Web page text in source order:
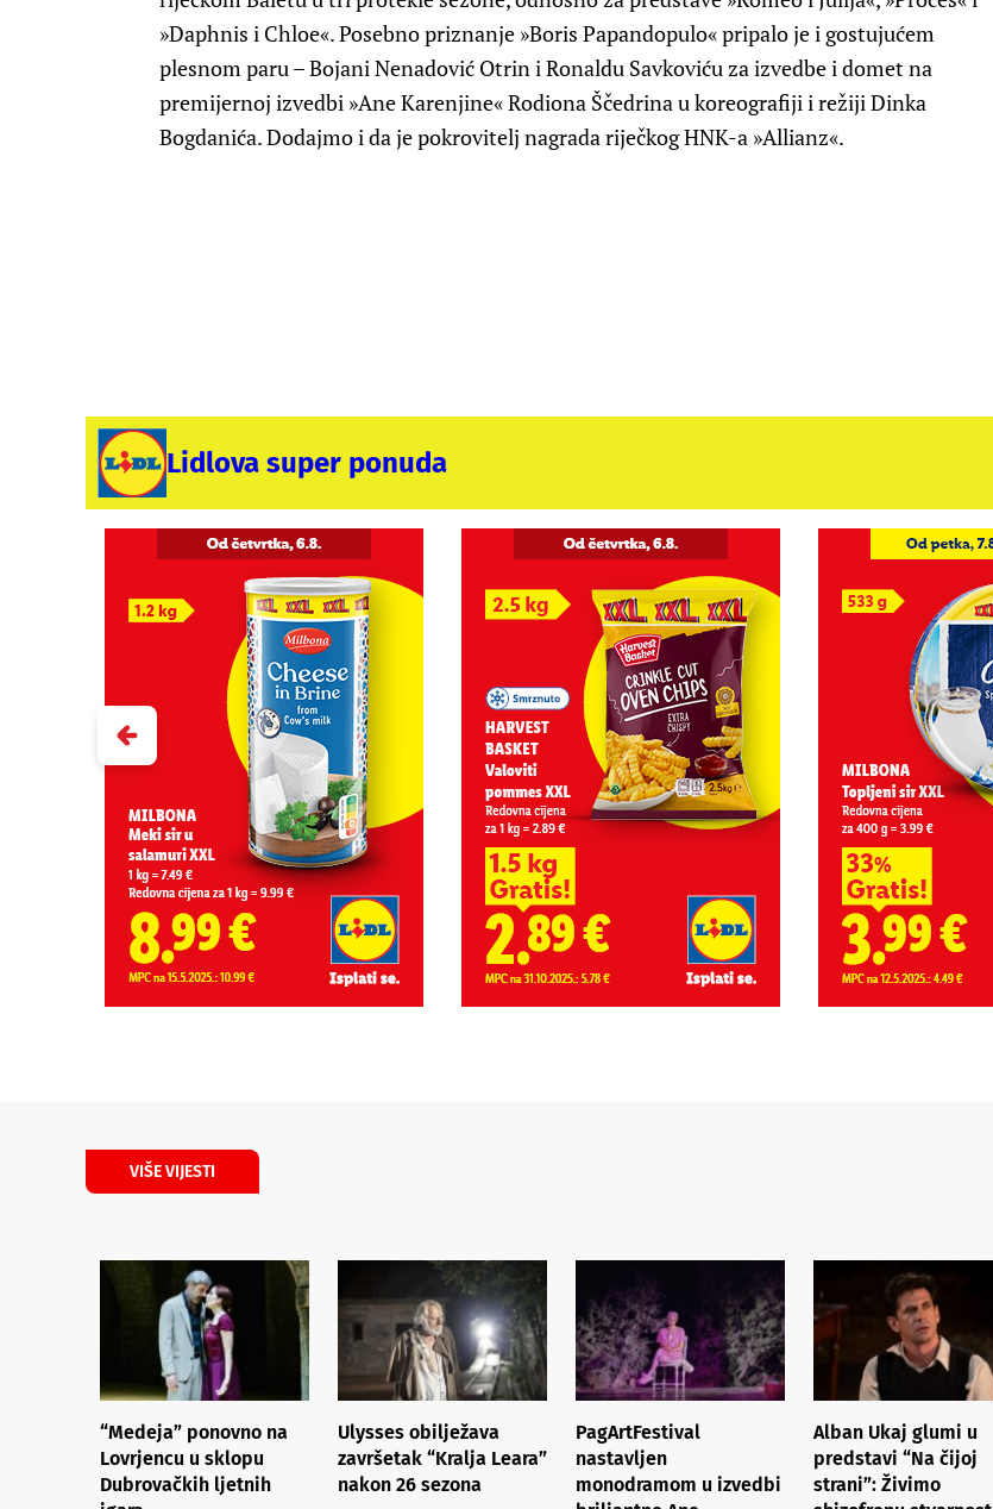
»Daphnis i Chloe«. Posebno priznanje »Boris Papandopulo« pripalo je i gostujućem
plesnom paru – Bojani Nenadović Otrin i Ronaldu Savkoviću za izvedbe i domet na
premijernoj izvedbi »Ane Karenjine« Rodiona Ščedrina u koreografiji i režiji Dinka
Bogdanića. Dodajmo i da je pokrovitelj nagrada riječkog HNK-a »Allianz«.
Lidlova super ponuda
VIŠE VIJESTI
“Medeja” ponovno na
Lovrjencu u sklopu
Dubrovačkih ljetnih
Ulysses obilježava
završetak “Kralja Leara”
nakon 26 sezona
PagArtFestival
nastavljen
monodramom u izvedbi
Alban Ukaj glumi u
predstavi “Na čijoj
strani”: Živimo